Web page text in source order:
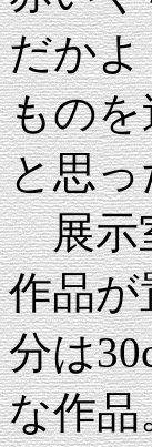
だか
もの
と思
展示
作品が
分は
な作品